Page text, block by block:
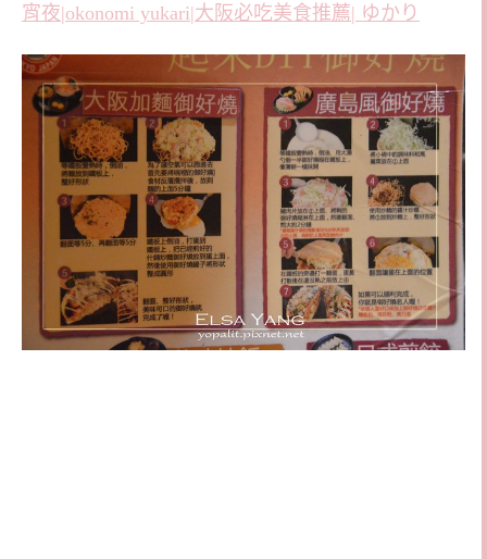
宵夜|okonomi yukari|大阪必吃美食推薦| ゆかり